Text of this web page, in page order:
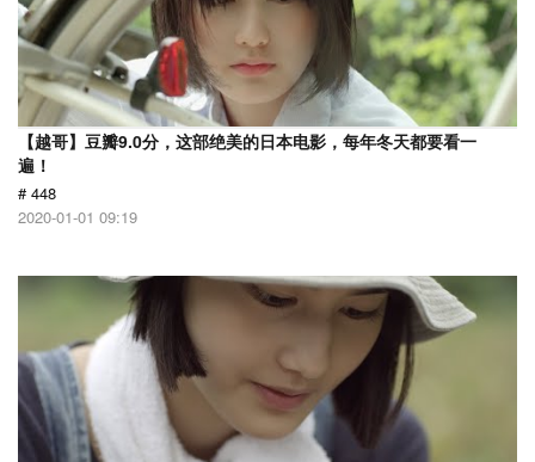
【越哥】豆瓣9.0分，这部绝美的日本电影，每年冬天都要看一
遍！
# 448
2020-01-01 09:19